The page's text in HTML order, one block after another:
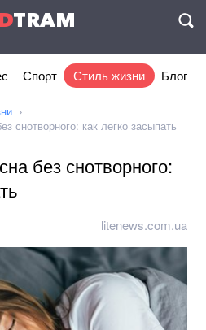
TRAM
Спорт Стиль жизни Блог
снотворного: как легко засыпать
без снотворного:
litenews.com.ua